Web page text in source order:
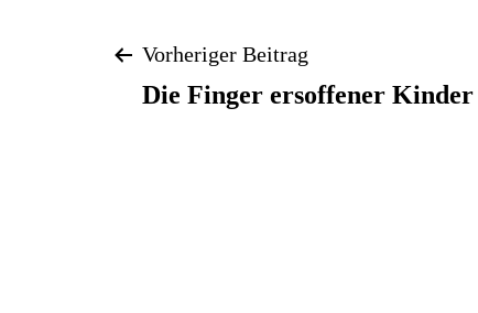
Beitragsnavigation
Vorheriger Beitrag
Die Finger ersoffener Kinder